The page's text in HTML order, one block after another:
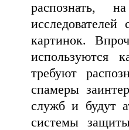
распознать,
картинок.
используются
требуют
спамеры
служб и будут
системы